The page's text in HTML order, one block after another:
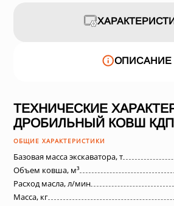
ОПИСАНИЕ
ТЕХНИЧЕСКИЕ
ДРОБИЛЬНЫЙ КОВШ
ОБЩИЕ ХАРАКТЕРИСТИКИ
Базовая масса экскаватора, т
Объем ковша, м³
Расход масла, л/мин
Масса, кг